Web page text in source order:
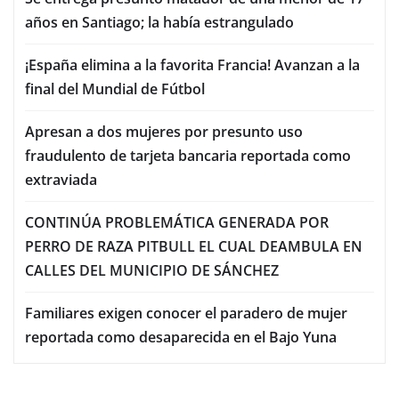
años en Santiago; la había estrangulado
¡España elimina a la favorita Francia! Avanzan a la
final del Mundial de Fútbol
Apresan a dos mujeres por presunto uso
fraudulento de tarjeta bancaria reportada como
extraviada
CONTINÚA PROBLEMÁTICA GENERADA POR
PERRO DE RAZA PITBULL EL CUAL DEAMBULA EN
CALLES DEL MUNICIPIO DE SÁNCHEZ
Familiares exigen conocer el paradero de mujer
reportada como desaparecida en el Bajo Yuna